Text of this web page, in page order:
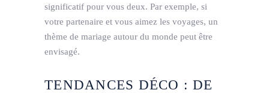
significatif pour vous deux. Par exemple, si
votre partenaire et vous aimez les voyages, un
thème de mariage autour du monde peut être
envisagé.
TENDANCES DÉCO : DE